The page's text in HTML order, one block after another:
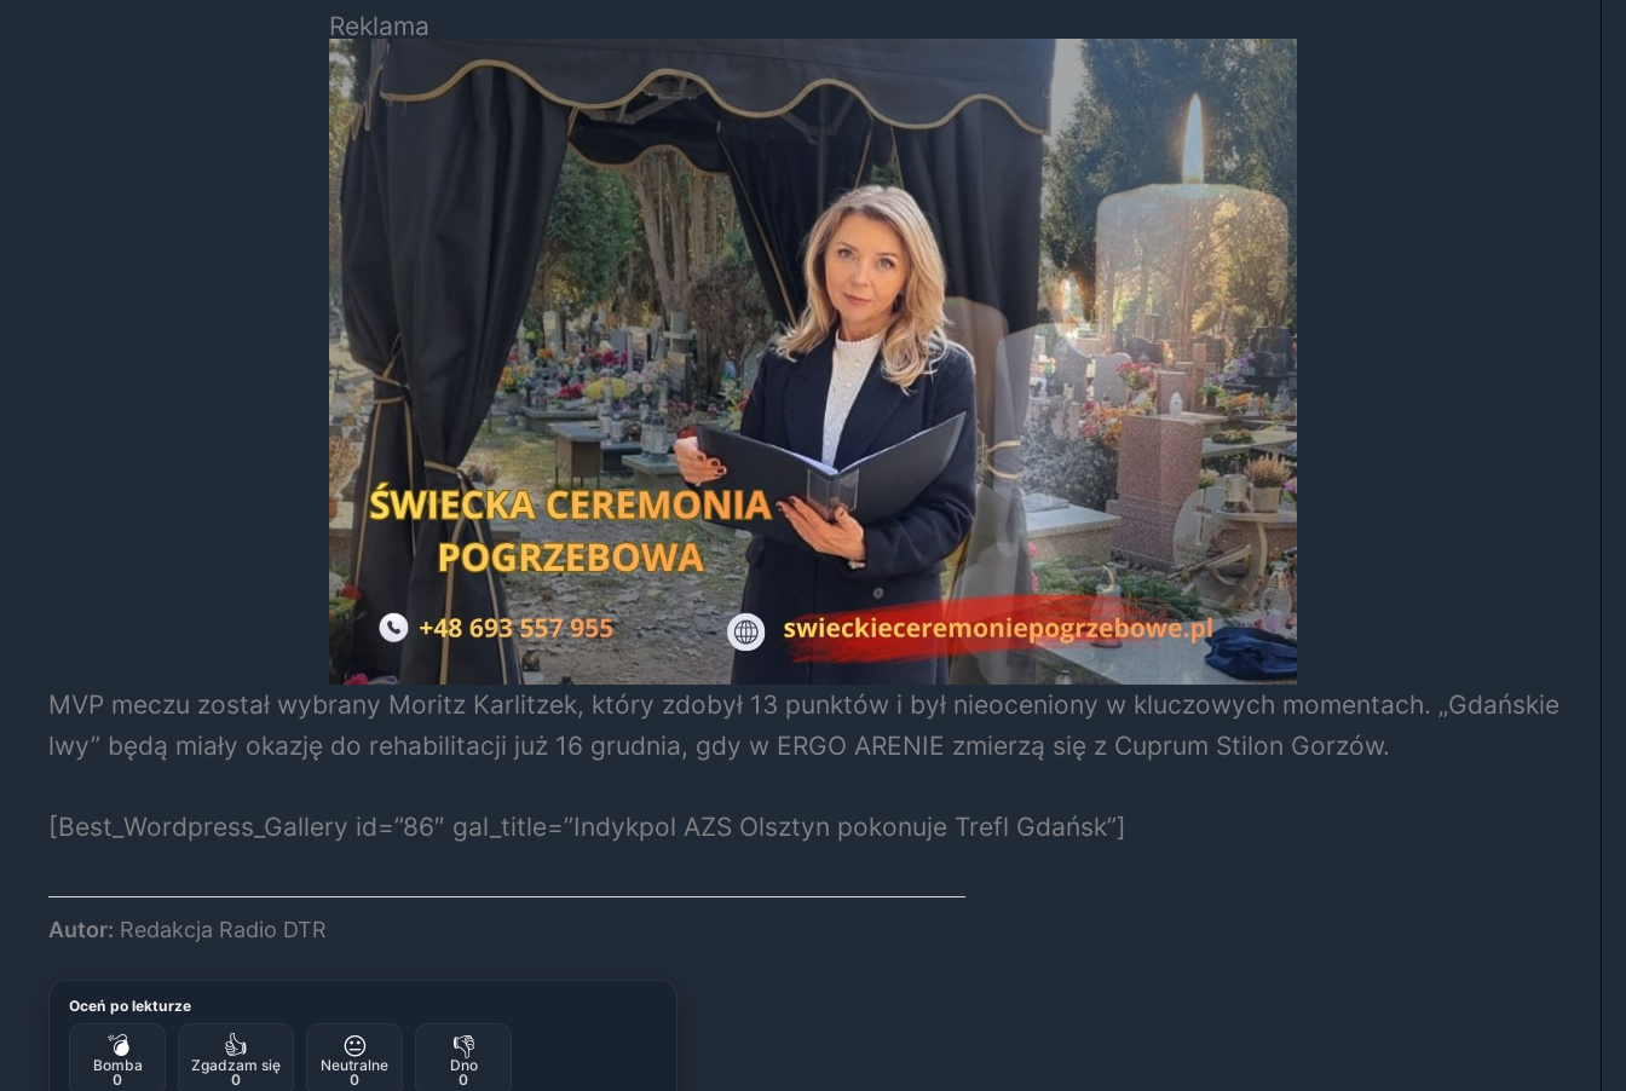
Reklama
MVP meczu został wybrany Moritz Karlitzek, który zdobył 13 punktów i był nieoceniony w kluczowych momentach. „Gdańskie
lwy” będą miały okazję do rehabilitacji już 16 grudnia, gdy w ERGO ARENIE zmierzą się z Cuprum Stilon Gorzów.
[Best_Wordpress_Gallery id=”86″ gal_title=”Indykpol AZS Olsztyn pokonuje Trefl Gdańsk”]
Autor: Redakcja Radio DTR
Oceń po lekturze
💣
Bomba
0
👍
Zgadzam się
0
😐
Neutralne
0
👎
Dno
0